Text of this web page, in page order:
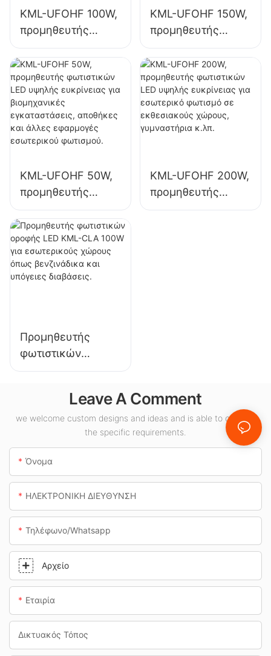
KML-UFOHF 100W,
προμηθευτής
φωτιστικών LED
υψηλής ποιότητας
για βιομηχανικές
εγκαταστάσεις,
αποθήκες και
άλλες εφαρμογές
εσωτερικού
KML-UFOHF 150W,
προμηθευτής
φωτιστικών LED
υψηλής ευκρίνειας
για εσωτερικό
φωτισμό σε
βιομηχανικές
εγκαταστάσεις,
KML-UFOHF 50W,
προμηθευτής
φωτιστικών LED
υψηλής ευκρίνειας
για βιομηχανικές
εγκαταστάσεις,
αποθήκες και
KML-UFOHF 200W,
προμηθευτής
φωτιστικών LED
Προμηθευτής
φωτιστικών
οροφής LED KML-
εσωτερικούς
χώρους όπως
βενζινάδικα και
υπόγειες
διαβάσεις.
Leave A Comment
we welcome custom designs and ideas and is able to cater to
the specific requirements.
Όνομα
ΗΛΕΚΤΡΟΝΙΚΗ ΔΙΕΥΘΥΝΣΗ
Τηλέφωνο/whatsapp
Αρχείο
Εταιρία
Δικτυακός Τόπος